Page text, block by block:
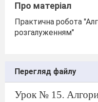
Про матеріал
Практична робота
розгалуженням"
Перегляд файлу
Урок № 15.